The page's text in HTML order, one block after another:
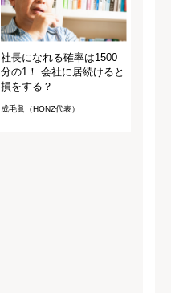
社長になれる確率は1500
分の1！ 会社に居続けると
損をする？
成毛眞（HONZ代表）